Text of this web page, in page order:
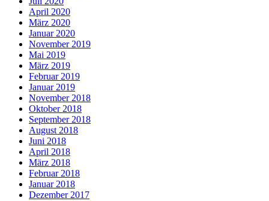
April 2020
März 2020
Januar 2020
November 2019
Mai 2019
März 2019
Februar 2019
Januar 2019
November 2018
Oktober 2018
September 2018
August 2018
Juni 2018
April 2018
März 2018
Februar 2018
Januar 2018
Dezember 2017